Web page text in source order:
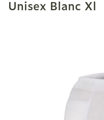
Unisex Blanc Xl